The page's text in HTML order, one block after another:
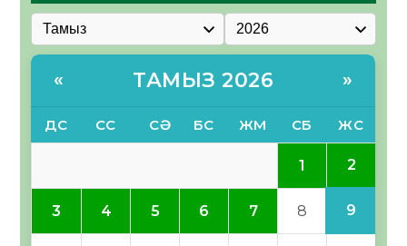
« ТАМЫЗ 2026 »
ДС СС СӘ БС ЖМ СБ ЖС
1 2
3 4 5 6 7 8 9